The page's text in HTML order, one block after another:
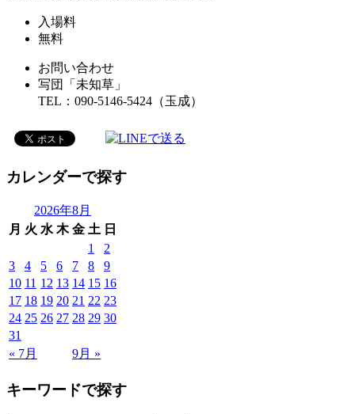
入場料
無料
お問い合わせ
写団「未知草」
TEL： 090-5146-5424（玉成）
カレンダーで探す
2026年8月
月 火 水 木 金 土 日
« 7月 9月 »
1
2
3
4 5 6 7 8
9
10 11 12 13 14 15 16
17 18 19 20 21 22 23
24 25 26 27 28 29 30
31
キーワードで探す